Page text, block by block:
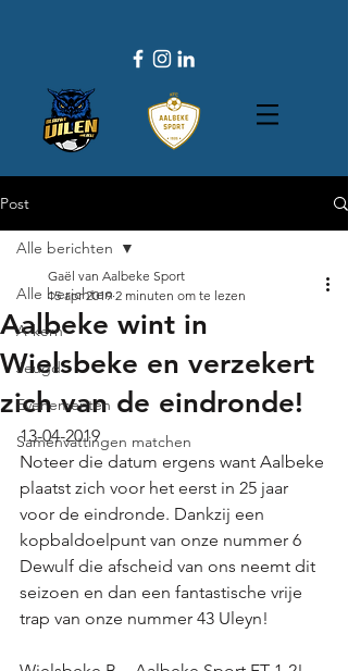
Post
Alle berichten
A-kern
Jeugd
Evenementen
Samenvattingen matchen
Alle berichten
Aalbeke wint in
Wielsbeke en verzekert
zich van de eindronde!
Gaël van Aalbeke Sport
15 apr 2019 2 minuten om te lezen
13-04-2019
Noteer die datum ergens want Aalbeke
plaatst zich voor het eerst in 25 jaar
voor de eindronde. Dankzij een
kopbaldoelpunt van onze nummer 6
Dewulf die afscheid van ons neemt dit
seizoen en dan een fantastische vrije
trap van onze nummer 43 Uleyn!